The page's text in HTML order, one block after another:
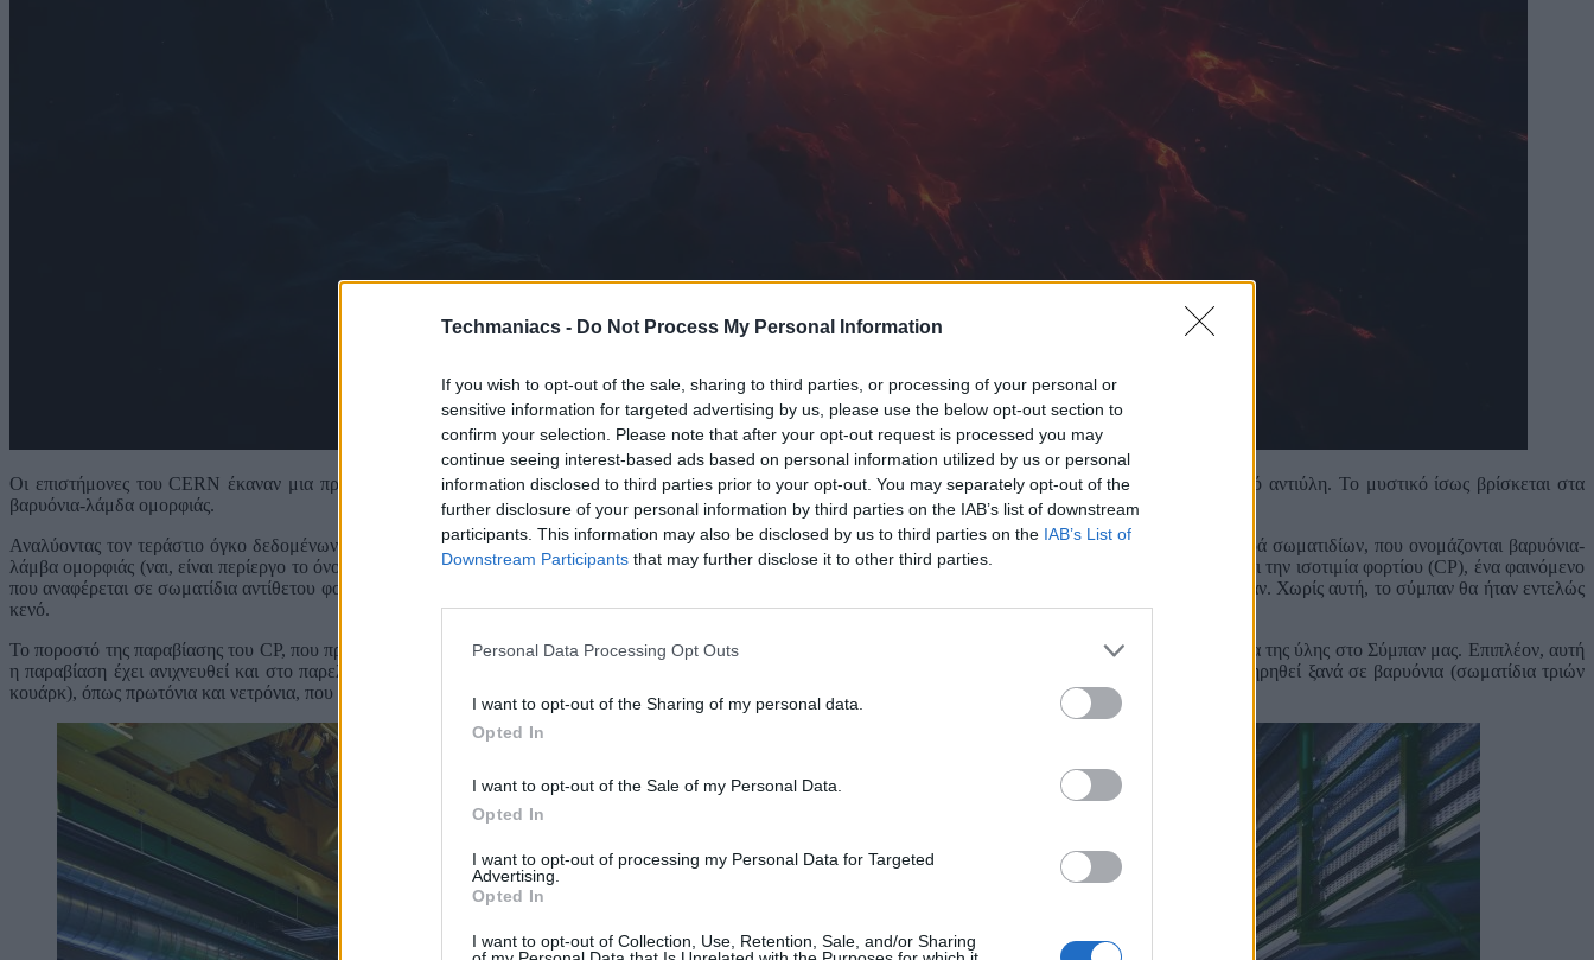
Techmaniacs - Do Not Process My Personal Information
If you wish to opt-out of the sale, sharing to third parties, or processing of your personal or
sensitive information for targeted advertising by us, please use the below opt-out section to
confirm your selection. Please note that after your opt-out request is processed you may
continue seeing interest-based ads based on personal information utilized by us or personal
information disclosed to third parties prior to your opt-out. You may separately opt-out of the
further disclosure of your personal information by third parties on the IAB’s list of downstream
participants. This information may also be disclosed by us to third parties on the IAB’s List of
Downstream Participants that may further disclose it to other third parties.
Personal Data Processing Opt Outs
I want to opt-out of the Sharing of my personal data.
Opted In
I want to opt-out of the Sale of my Personal Data.
Opted In
I want to opt-out of processing my Personal Data for Targeted
Advertising.
Opted In
I want to opt-out of Collection, Use, Retention, Sale, and/or Sharing
Οι επιστήμονες του CERN έκαναν μια πρωτοποριακή ανακάλυψη, που ρίχνει φως στην κατανόησή μας για το γιατί το Σύμπαν αποτελείται από ύλη και όχι από αντιύλη. Το μυστικό ίσως βρίσκεται στα
βαρυόνια-λάμδα ομορφιάς.
Αναλύοντας τον τεράστιο όγκο δεδομένων του LHC (Large Hadron Collider), οι ερευνητές παρατήρησαν μια μικρή αλλά σημαντική ασυμμετρία στη συμπεριφορά σωματιδίων, που ονομάζονται βαρυόνια-
λάμβα ομορφιάς (ναι, είναι περίεργο το όνομα). Συγκεκριμένα, παρατήρησαν πως διασπάται με διαφορετικό ρυθμό από το αντίστοιχο της αντιύλης. Αυτό παραβιάζει την ισοτιμία φορτίου (CP), ένα φαινόμενο
που αναφέρεται σε σωματίδια αντίθετου φορτίου. Αυτό δίνει μια κρίσιμη εξήγηση στο γιατί η ύλη μπορεί να κυριάρχησε απέναντι στην αντιύλη, στο πρώιμο σύμπαν. Χωρίς αυτή, το σύμπαν θα ήταν εντελώς
κενό.
Το ποροστό της παραβίασης του CP, που προβλέπεται από το Καθιερωμένο Μοντέλο της Φυσικής των Σωματιδίων, είναι αρκετά μικρό για να εξηγήσει την αφθονία της ύλης στο Σύμπαν μας. Επιπλέον, αυτή
η παραβίαση έχει ανιχνευθεί και στο παρελθόν, μόνο σε σωματίδια που αποτελούνται από ζεύγη κουάρκ-αντικουάρκ, που ονομάζονται μεσόνια. Δεν είχε παρατηρηθεί ξανά σε βαρυόνια (σωματίδια τριών
κουάρκ), όπως πρωτόνια και νετρόνια, που είναι και και το μεγαλύτερο μέρος της ορατής ύλης σε όλο το σύμπαν.